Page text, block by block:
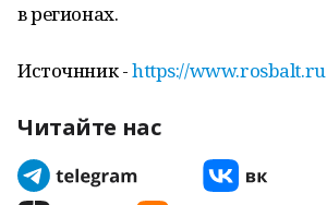
в регионах.
Источнник -https://www.rosbalt.ru
Читайте нас